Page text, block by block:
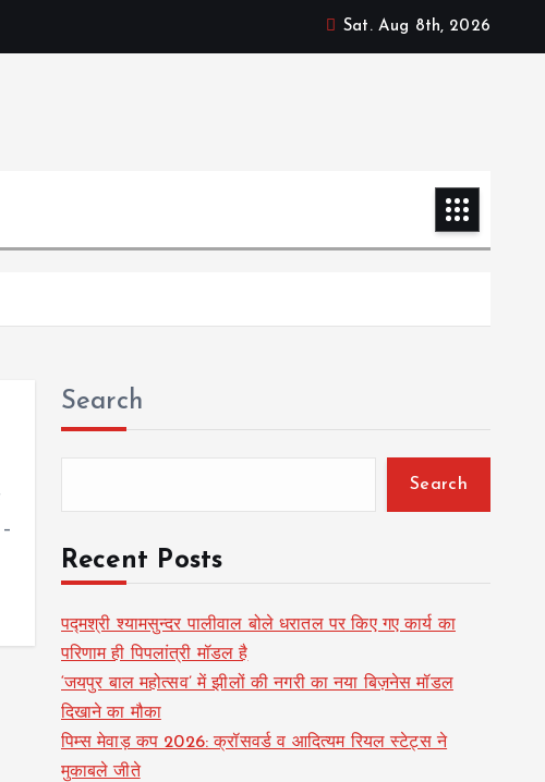
Sat. Aug 8th, 2026
Search
Search
Recent Posts
पद्मश्री श्यामसुन्दर पालीवाल बोले धरातल पर किए गए कार्य का
परिणाम ही पिपलांत्री मॉडल है
‘जयपुर बाल महोत्सव’ में झीलों की नगरी का नया बिज़नेस मॉडल
दिखाने का मौका
पिम्स मेवाड़ कप 2026: क्रॉसवर्ड व आदित्यम रियल स्टेट्स ने
मुकाबले जीते